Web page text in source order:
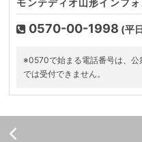
モンテディオ山形インフ
0570-00-1998 (平
※0570で始まる電話番号は、公
では受付できません。